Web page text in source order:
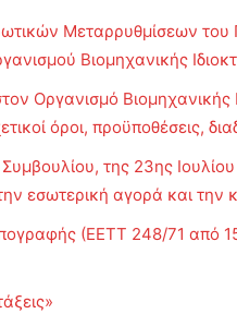
Μεταρρυθμίσεων
Βιομηχανικής
Οργανισμό Βιομηχανικής
όροι, προϋποθέσεις,
της 23ης
εσωτερική αγορά και
(ΕΕΤΤ 248/71 από